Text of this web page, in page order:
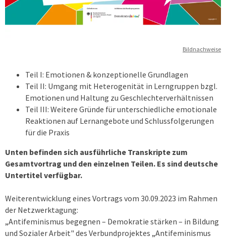
Bildnachweise
Teil I: Emotionen & konzeptionelle Grundlagen
Teil II: Umgang mit Heterogenität in Lerngruppen bzgl.
Emotionen und Haltung zu Geschlechterverhältnissen
Teil III: Weitere Gründe für unterschiedliche emotionale
Reaktionen auf Lernangebote und Schlussfolgerungen
für die Praxis
Unten befinden sich ausführliche Transkripte zum
Gesamtvortrag und den einzelnen Teilen. Es sind deutsche
Untertitel verfügbar.
Weiterentwicklung eines Vortrags vom 30.09.2023 im Rahmen
der Netzwerktagung:
„Antifeminismus begegnen – Demokratie stärken – in Bildung
und Sozialer Arbeit" des Verbundprojektes „Antifeminismus